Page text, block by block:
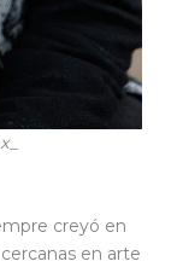
creyó en
en arte